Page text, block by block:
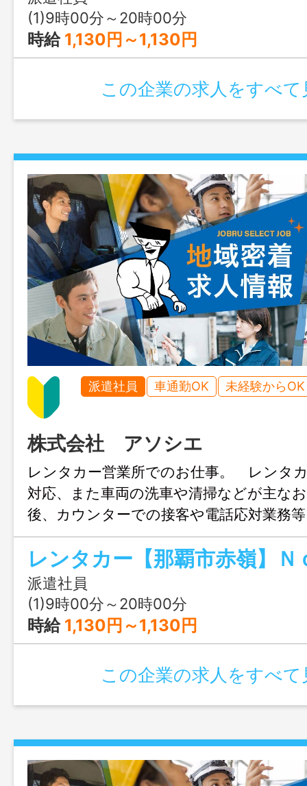
する知識は仕事をする上で必要になりま
からしっかり教えていくので、仕事をし
えていきます。先輩スタッフが業務の流
たりとフォロー体制も万全です。 変更
(1)9時00分～20時00分
時給 1,130円～1,130円
この企業の求人をすべて
派遣社員 車通勤OK 未経験からOK
株式会社 アソシエ
レンタカー営業所でのお仕事。 レンタ
対応、また車両の洗車や清掃などが主な
後、カウンターでの接客や電話応対業務
少しずつ増やしていくのでやりがいもあ
者も大歓迎です。「車に詳しくない」「
ことが無い」という悩みを持っていても
する知識は仕事をする上で必要になりま
からしっかり教えていくので、仕事をし
えていきます。先輩スタッフが業務の流
たりとフォロー体制も万全です。 変
派遣社員
(1)9時00分～20時00分
時給 1,130円～1,130円
この企業の求人をすべて